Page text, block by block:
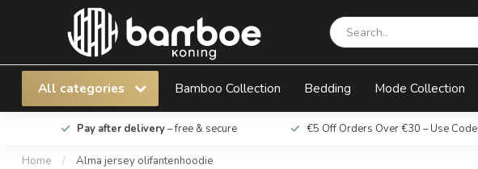
All categories Bamboo Collection Bedding Mode Collection
Pay after delivery– free & secure €5 Off Orders Over €30 – Use Code
Home / Alma jersey olifantenhoodie